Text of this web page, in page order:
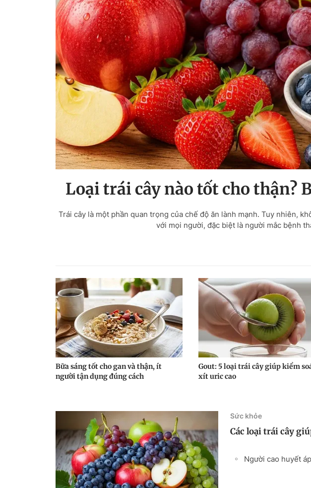
Loại trái cây nào tốt cho thận?
Trái cây là một phần quan trọng của chế độ ăn lành mạnh. Tuy nhiên,
với mọi người, đặc biệt là người mắc bệnh
Bữa sáng tốt cho gan và thận, ít
người tận dụng đúng cách
Gout: 5 loại trái cây giúp kiểm
xít uric cao
Sức khỏe
Các loại trái cây
Người cao huyết